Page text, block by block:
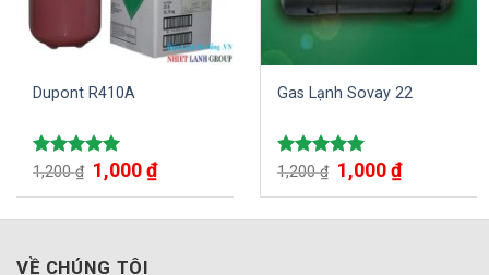
Dupont R410A
Được xếp
5.00
1,200₫ 1,000₫
Gas Lạnh Sovay 22
Được xếp
5.00
1,200₫ 1,000₫
VỀ CHÚNG TÔI